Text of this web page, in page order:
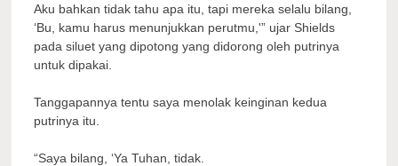
Aku bahkan tidak tahu apa itu, tapi mereka selalu bilang,
‘Bu, kamu harus menunjukkan perutmu,'” ujar Shields
pada siluet yang dipotong yang didorong oleh putrinya
untuk dipakai.
Tanggapannya tentu saya menolak keinginan kedua
putrinya itu.
“Saya bilang, ‘Ya Tuhan, tidak.